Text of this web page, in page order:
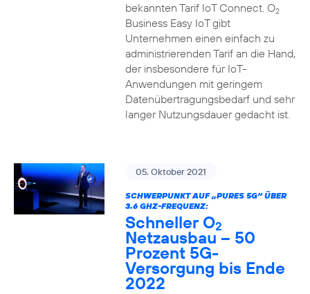
bekannten Tarif IoT Connect. O2
Business Easy IoT gibt
Unternehmen einen einfach zu
administrierenden Tarif an die Hand,
der insbesondere für IoT-
Anwendungen mit geringem
Datenübertragungsbedarf und sehr
langer Nutzungsdauer gedacht ist.
05. Oktober 2021
SCHWERPUNKT AUF „PURES 5G“ ÜBER
3.6 GHZ-FREQUENZ:
Schneller O2
Netzausbau – 50
Prozent 5G-
Versorgung bis Ende
2022